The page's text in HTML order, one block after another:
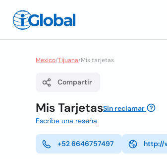
Mexico/Tijuana/Mis tarjetas
Compartir
Mis TarjetasSin reclamar
Escribe una reseña
+52 6646757497 http://